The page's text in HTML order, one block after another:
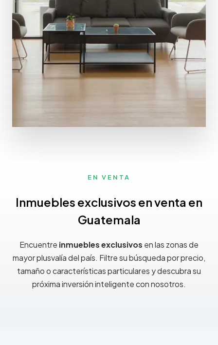
EN VENTA
Inmuebles exclusivos en venta en
Guatemala
Encuentre inmuebles exclusivos en las zonas de
mayor plusvalía del país. Filtre su búsqueda por precio,
tamaño o características particulares y descubra su
próxima inversión inteligente con nosotros.